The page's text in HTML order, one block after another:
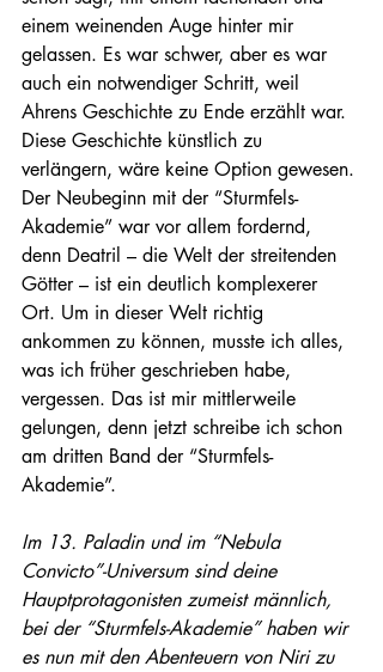
einem weinenden Auge hinter mir
gelassen. Es war schwer, aber es war
auch ein notwendiger Schritt, weil
Ahrens Geschichte zu Ende erzählt war.
Diese Geschichte künstlich zu
verlängern, wäre keine Option gewesen.
Der Neubeginn mit der “Sturmfels-
Akademie” war vor allem fordernd,
denn Deatril – die Welt der streitenden
Götter – ist ein deutlich komplexerer
Ort. Um in dieser Welt richtig
ankommen zu können, musste ich alles,
was ich früher geschrieben habe,
vergessen. Das ist mir mittlerweile
gelungen, denn jetzt schreibe ich schon
am dritten Band der “Sturmfels-
Akademie”.
Im 13. Paladin und im “Nebula
Convicto”-Universum sind deine
Hauptprotagonisten zumeist männlich,
bei der “Sturmfels-Akademie” haben wir
es nun mit den Abenteuern von Niri zu